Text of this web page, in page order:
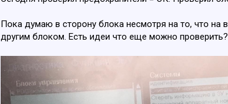
Пока думаю в сторону блока несмотря на то, что на
другим блоком. Есть идеи что еще можно проверить?